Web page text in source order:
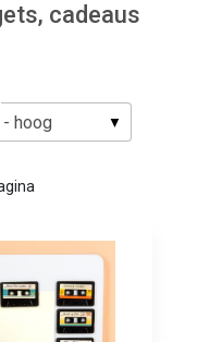
cadeaus